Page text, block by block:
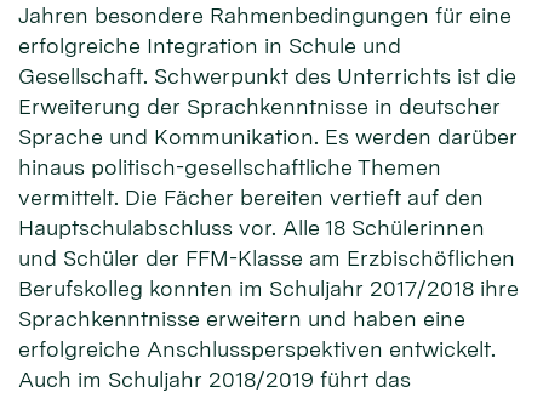
Jahren besondere Rahmenbedingungen für eine
erfolgreiche Integration in Schule und
Gesellschaft. Schwerpunkt des Unterrichts ist die
Erweiterung der Sprachkenntnisse in deutscher
Sprache und Kommunikation. Es werden darüber
hinaus politisch-gesellschaftliche Themen
vermittelt. Die Fächer bereiten vertieft auf den
Hauptschulabschluss vor. Alle 18 Schülerinnen
und Schüler der FFM-Klasse am Erzbischöflichen
Berufskolleg konnten im Schuljahr 2017/2018 ihre
Sprachkenntnisse erweitern und haben eine
erfolgreiche Anschlussperspektiven entwickelt.
Auch im Schuljahr 2018/2019 führt das